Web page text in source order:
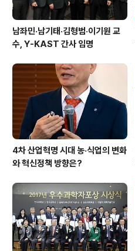
남좌민·남기태·김형범·이기원 교
수, Y-KAST 간사 임명
4차 산업혁명 시대 농·식업의 변화
와 혁신정책 방향은?